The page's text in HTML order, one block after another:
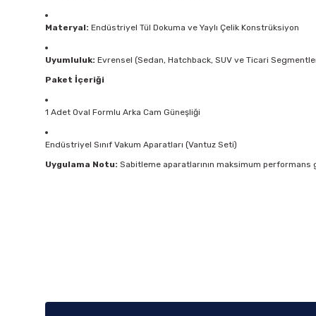
Materyal: Endüstriyel Tül Dokuma ve Yaylı Çelik Konstrüksiyon
Uyumluluk: Evrensel (Sedan, Hatchback, SUV ve Ticari
Paket İçeriği
1 Adet Oval Formlu Arka Cam Güneşliği
Endüstriyel Sınıf Vakum Aparatları (Vantuz Seti)
Uygulama Notu: Sabitleme aparatlarının maksimum performans